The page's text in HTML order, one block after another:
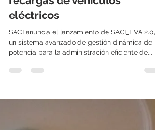
18 jun 2024
2 min de lectura
SACI lanza SACI_EVA 2.0 para
la Gestión inteligente de
recargas de vehículos
eléctricos
SACI anuncia el lanzamiento de SACI_EVA 2.0,